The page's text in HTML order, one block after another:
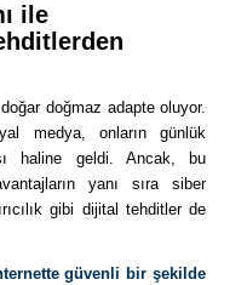
ile
doğmaz adapte oluyor.
medya, onların günlük
haline geldi. Ancak, bu
yanı sıra siber
gibi dijital tehditler de
güvenli bir şekilde